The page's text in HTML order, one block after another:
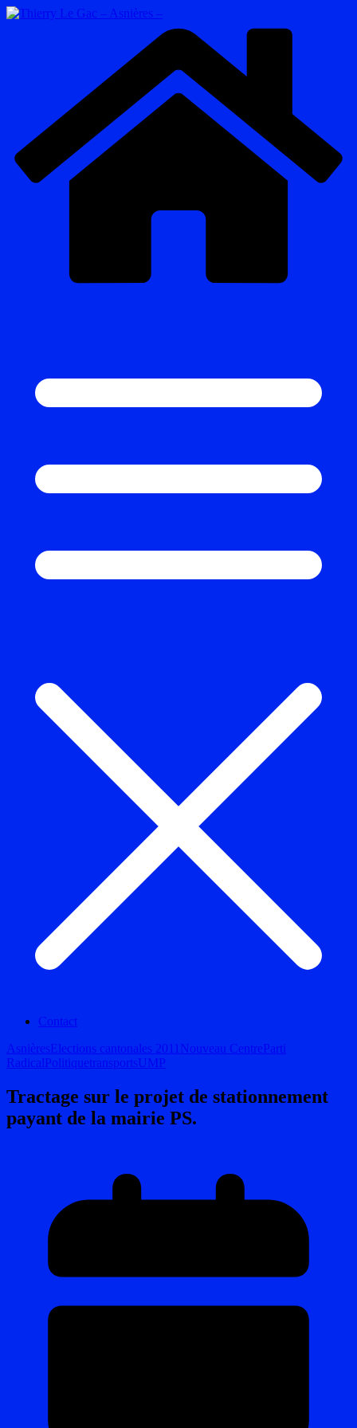
Passer
Contact
AsnièresElections cantonales 2011 Nouveau CentreParti
RadicalPolitiquetransportsUMP
Tractage sur le projet de stationnement
payant de la mairie PS.